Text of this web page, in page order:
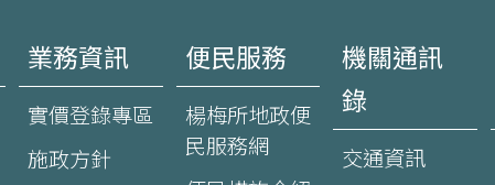
業務資訊
實價登錄專區
施政方針
便民服務
楊梅所地政便
民服務網
機關通訊
錄
交通資訊